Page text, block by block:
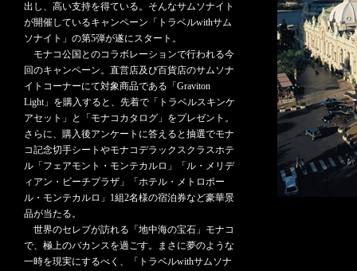
出し、高い支持を得ている。そんなサムソナイト
が開催しているキャンペーン「トラベルwithサム
ソナイト」の第5弾が遂にスタート。
モナコ公国とのコラボレーションで行われる今
回のキャンペーン。直営店及び百貨店のサムソナ
イトコーナーにて対象商品である「Graviton
Light」を購入すると、先着で「トラベルスキンケ
アセット」と「モナコカタログ」をプレゼント。
さらに、購入後アンケートに答えると抽選でモナ
コ記念切手シートやモナコデラックスクラスホテ
ル「フェアモント・モンテカルロ」「ル・メリデ
ィアン・ビーチプラザ」「ホテル・メトロポー
ル・モンテカルロ」1組2名様の宿泊券など豪華景
品が当たる。
世界のセレブが訪れる「地中海の宝石」モナコ
で、極上のバカンスを過ごす。まさに夢のような
一時を現実にするべく、「トラベルwithサムソナ